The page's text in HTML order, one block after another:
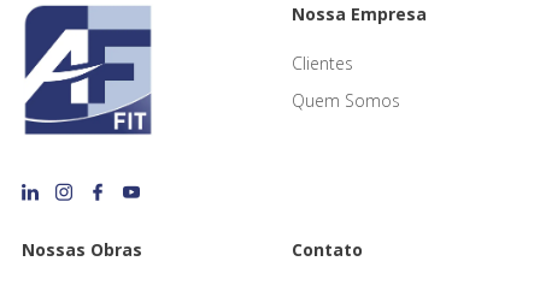
Nossa Empresa
Clientes
Quem Somos
Nossas Obras Contato